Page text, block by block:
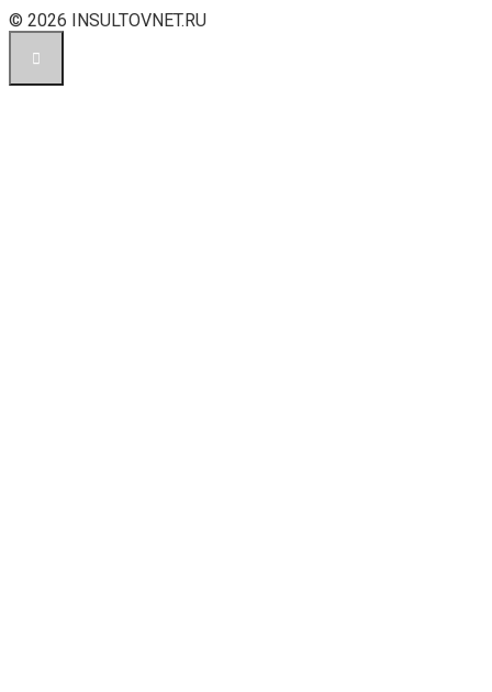
© 2026 INSULTOVNET.RU